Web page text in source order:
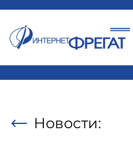
Новости: